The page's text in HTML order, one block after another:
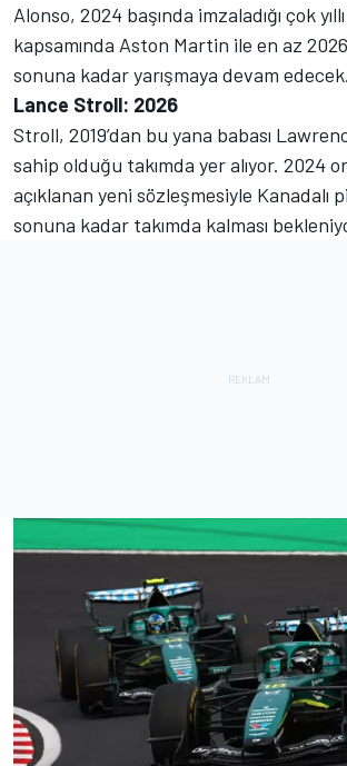
Alonso, 2024 başında imzaladığı çok
kapsamında Aston Martin ile en az
sonuna kadar yarışmaya devam edecek.
Lance Stroll: 2026
Stroll, 2019’dan bu yana babası
sahip olduğu takımda yer alıyor. 2024
açıklanan yeni sözleşmesiyle Kanadalı
sonuna kadar takımda kalması